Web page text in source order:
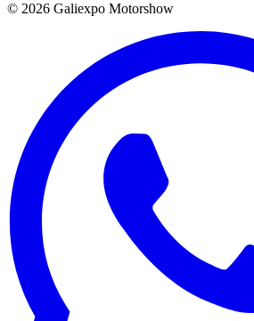
© 2026 Galiexpo Motorshow